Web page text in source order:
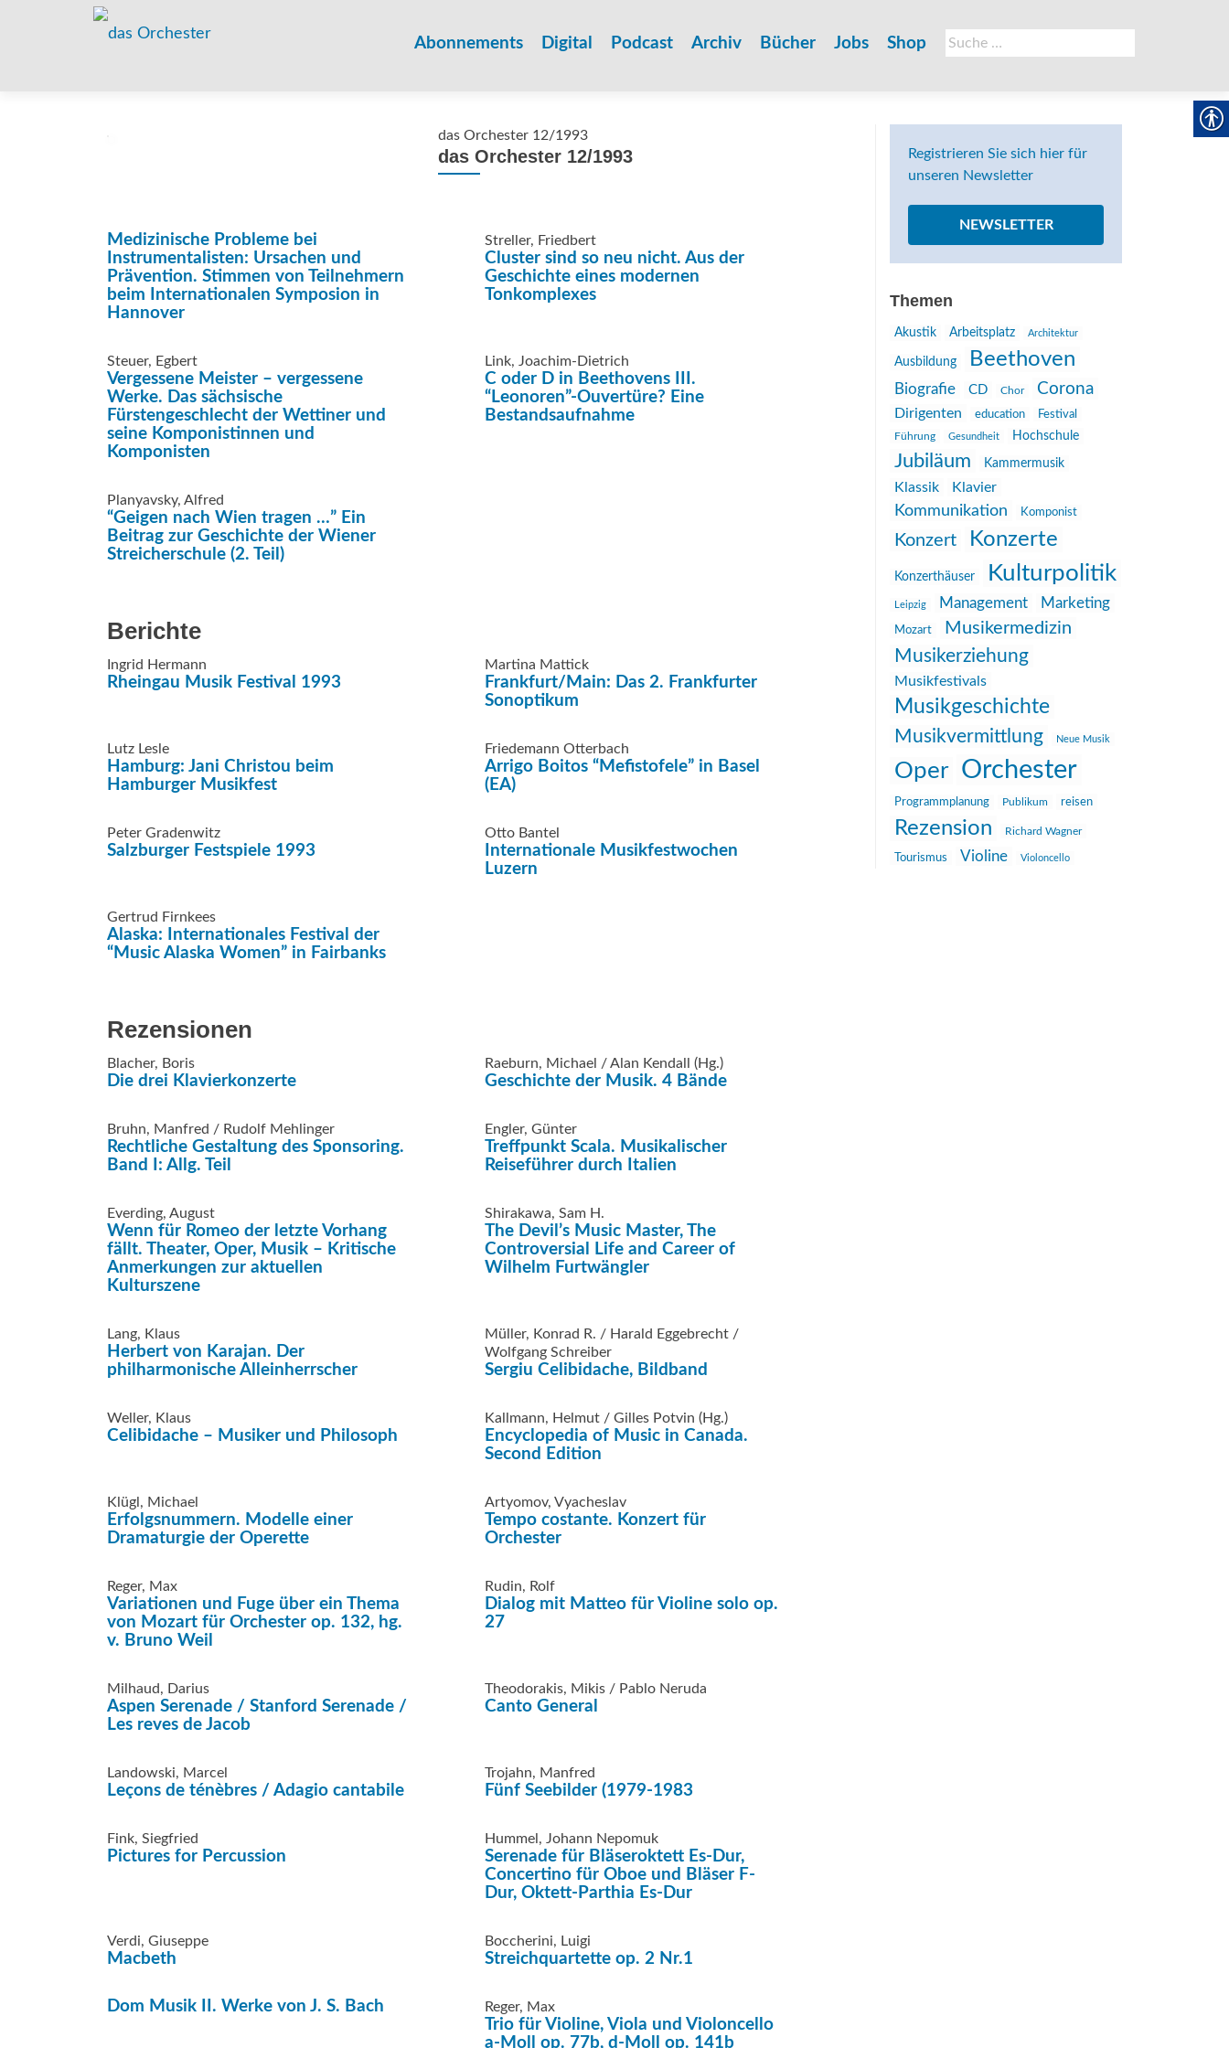
Suche
nach:
Abonnements Digital Podcast Archiv Bücher Jobs Shop
das Orchester 12/1993
das Orchester 12/1993
Medizinische Probleme bei
Instrumentalisten: Ursachen und
Prävention. Stimmen von Teilnehmern
beim Internationalen Symposion in
Hannover
Streller, Friedbert
Cluster sind so neu nicht. Aus der
Geschichte eines modernen
Tonkomplexes
Steuer, Egbert
Vergessene Meister – vergessene
Werke. Das sächsische
Fürstengeschlecht der Wettiner und
seine Komponistinnen und
Komponisten
Link, Joachim-Dietrich
C oder D in Beethovens III.
“Leonoren”-Ouvertüre? Eine
Bestandsaufnahme
Planyavsky, Alfred
“Geigen nach Wien tragen …” Ein
Beitrag zur Geschichte der Wiener
Streicherschule (2. Teil)
Berichte
Ingrid Hermann
Rheingau Musik Festival 1993
Martina Mattick
Frankfurt/Main: Das 2. Frankfurter
Sonoptikum
Lutz Lesle
Hamburg: Jani Christou beim
Hamburger Musikfest
Friedemann Otterbach
Arrigo Boitos “Mefistofele” in Basel
(EA)
Peter Gradenwitz
Salzburger Festspiele 1993
Otto Bantel
Internationale Musikfestwochen
Luzern
Gertrud Firnkees
Alaska: Internationales Festival der
“Music Alaska Women” in Fairbanks
Rezensionen
Blacher, Boris
Die drei Klavierkonzerte
Raeburn, Michael / Alan Kendall (Hg.)
Geschichte der Musik. 4 Bände
Bruhn, Manfred / Rudolf Mehlinger
Rechtliche Gestaltung des Sponsoring.
Band I: Allg. Teil
Engler, Günter
Treffpunkt Scala. Musikalischer
Reiseführer durch Italien
Everding, August
Wenn für Romeo der letzte Vorhang
fällt. Theater, Oper, Musik – Kritische
Anmerkungen zur aktuellen
Kulturszene
Shirakawa, Sam H.
The Devil’s Music Master, The
Controversial Life and Career of
Wilhelm Furtwängler
Lang, Klaus
Herbert von Karajan. Der
philharmonische Alleinherrscher
Müller, Konrad R. / Harald Eggebrecht /
Wolfgang Schreiber
Sergiu Celibidache, Bildband
Weller, Klaus
Celibidache – Musiker und Philosoph
Kallmann, Helmut / Gilles Potvin (Hg.)
Encyclopedia of Music in Canada.
Second Edition
Klügl, Michael
Erfolgsnummern. Modelle einer
Dramaturgie der Operette
Artyomov, Vyacheslav
Tempo costante. Konzert für
Orchester
Reger, Max
Variationen und Fuge über ein Thema
von Mozart für Orchester op. 132, hg.
v. Bruno Weil
Rudin, Rolf
Dialog mit Matteo für Violine solo op.
27
Milhaud, Darius
Aspen Serenade / Stanford Serenade /
Les reves de Jacob
Theodorakis, Mikis / Pablo Neruda
Canto General
Landowski, Marcel
Leçons de ténèbres / Adagio cantabile
Trojahn, Manfred
Fünf Seebilder (1979-1983
Fink, Siegfried
Pictures for Percussion
Hummel, Johann Nepomuk
Serenade für Bläseroktett Es-Dur,
Concertino für Oboe und Bläser F-
Dur, Oktett-Parthia Es-Dur
Verdi, Giuseppe
Macbeth
Boccherini, Luigi
Streichquartette op. 2 Nr.1
Dom Musik II. Werke von J. S. Bach Reger, Max
Trio für Violine, Viola und Violoncello
a-Moll op. 77b, d-Moll op. 141b
Registrieren Sie sich hier für
unseren Newsletter
NEWSLETTER
Themen
Akustik Arbeitsplatz Architektur
Ausbildung Beethoven
Biografie CD Chor Corona
Dirigenten education
Festival
Führung
Gesundheit Hochschule
Jubiläum Kammermusik
Klassik Klavier
Kommunikation Komponist
Konzert Konzerte
Konzerthäuser Kulturpolitik
Leipzig Management Marketing
Mozart Musikermedizin
Musikerziehung
Musikfestivals
Musikgeschichte
Musikvermittlung Neue Musik
Oper Orchester
Programmplanung Publikum reisen
Rezension Richard Wagner
Tourismus Violine Violoncello